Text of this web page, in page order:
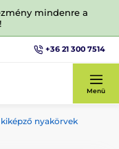
mindenre a
+36 21 300 7514
Menü
nyakörvek